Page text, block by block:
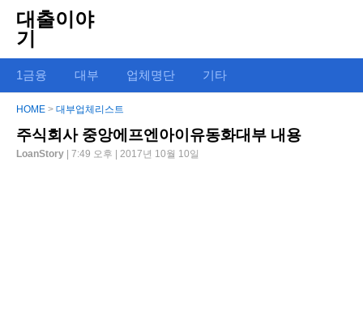
대출이야
기
1금융 대부 업체명단 기타
HOME > 대부업체리스트
주식회사 중앙에프엔아이유동화대부 내용
LoanStory | 7:49 오후 | 2017년 10월 10일